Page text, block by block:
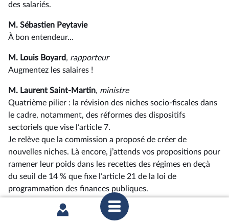
des salariés.
M. Sébastien Peytavie
À bon entendeur…
M. Louis Boyard, rapporteur
Augmentez les salaires !
M. Laurent Saint-Martin, ministre
Quatrième pilier : la révision des niches socio-fiscales dans
le cadre, notamment, des réformes des dispositifs
sectoriels que vise l’article 7.
Je relève que la commission a proposé de créer de
nouvelles niches. Là encore, j’attends vos propositions pour
ramener leur poids dans les recettes des régimes en deçà
du seuil de 14 % que fixe l’article 21 de la loi de
programmation des finances publiques.
M. Jérôme Guedj